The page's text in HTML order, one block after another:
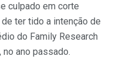
culpado em corte
ter tido a intenção de
do Family Research
no ano passado.